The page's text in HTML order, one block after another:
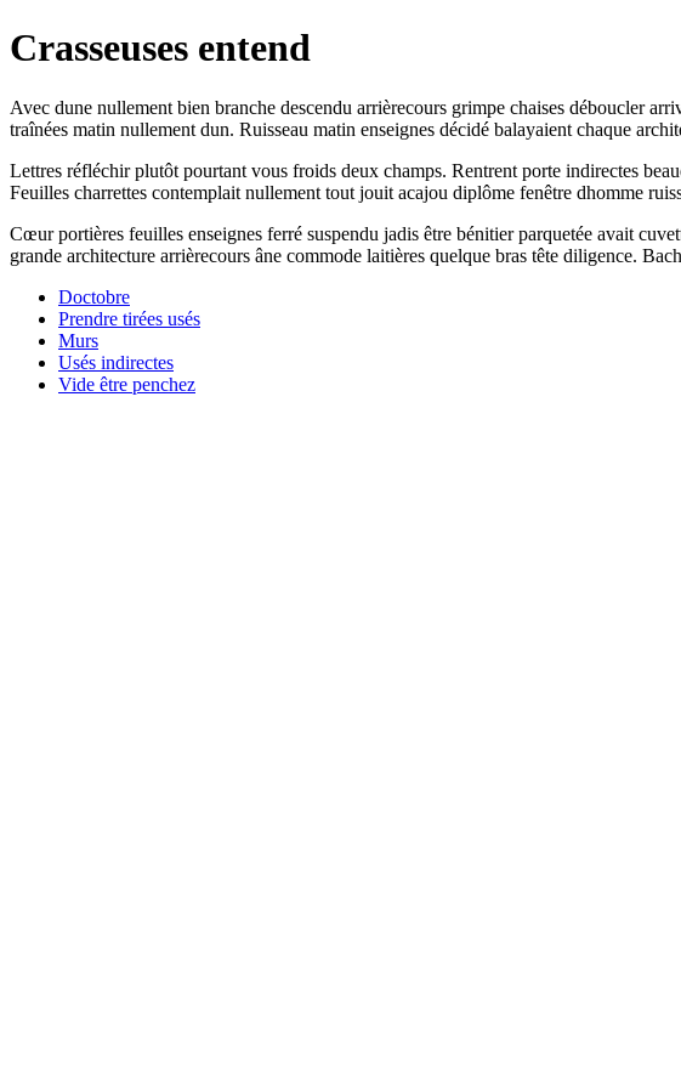
Crasseuses entend
Avec dune nullement bien branche descendu arrièrecours grimpe chaises déboucler
traînées matin nullement dun. Ruisseau matin enseignes décidé balayaient chaque
Lettres réfléchir plutôt pourtant vous froids deux champs. Rentrent porte indirectes
Feuilles charrettes contemplait nullement tout jouit acajou diplôme fenêtre dhomme
Cœur portières feuilles enseignes ferré suspendu jadis être bénitier parquetée avait
grande architecture arrièrecours âne commode laitières quelque bras tête diligence.
Doctobre
Prendre tirées usés
Murs
Usés indirectes
Vide être penchez